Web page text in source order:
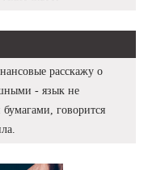
расскажу о
- язык не
говорится